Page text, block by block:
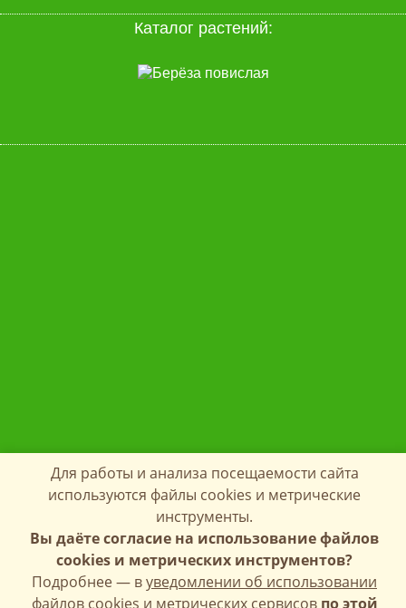
Каталог растений:
Для работы и анализа посещаемости сайта
используются файлы cookies и метрические
инструменты.
Вы даёте согласие на использование файлов
cookies и метрических инструментов?
Подробнее — вуведомлении об использовании
файлов cookies и метрических сервисов по этой